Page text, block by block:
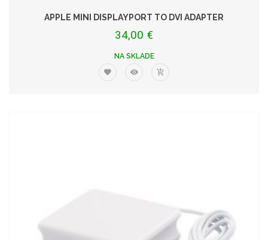
APPLE MINI DISPLAYPORT TO DVI ADAPTER
34,00 €
NA SKLADE